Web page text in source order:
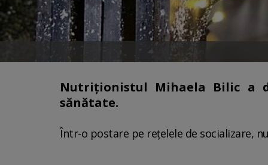
Nutriționistul Mihaela Bilic a
sănătate.
Într-o postare pe rețelele de socializare,